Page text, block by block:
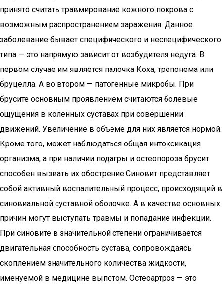
принято считать травмирование кожного покрова с
возможным распространением заражения. Данное
заболевание бывает специфического и неспецифического
типа — это напрямую зависит от возбудителя недуга. В
первом случае им является палочка Коха, трепонема или
бруцелла. А во втором — патогенные микробы. При
брусите основным проявлением считаются болевые
ощущения в коленных суставах при совершении
движений. Увеличение в объеме для них является нормой.
Кроме того, может наблюдаться общая интоксикация
организма, а при наличии подагры и остеопороза брусит
способен вызвать их обострение.Синовит представляет
собой активный воспалительный процесс, происходящий в
синовиальной суставной оболочке. А в качестве основных
причин могут выступать травмы и попадание инфекции.
При синовите в значительной степени ограничивается
двигательная способность сустава, сопровождаясь
скоплением значительного количества жидкости,
именуемой в медицине выпотом. Остеоартроз — это